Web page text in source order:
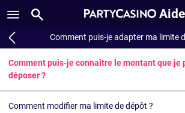
Aide
Comment puis-je adapter ma limite
Comment puis-je connaître le montant que je
déposer ?
Comment modifier ma limite de dépôt ?